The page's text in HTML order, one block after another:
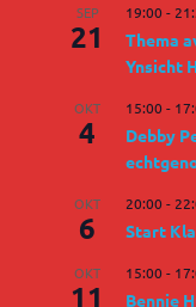
SEP
21
19:00-
Thema
Ynsicht
OKT
4
15:00-
Debby
OKT
6
20:00-
Start
OKT
11
15:00-
Bennie